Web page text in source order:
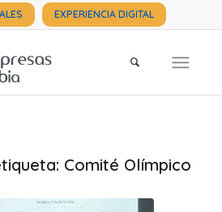
EXPERIENCIA DIGITAL
Comité Olímpico